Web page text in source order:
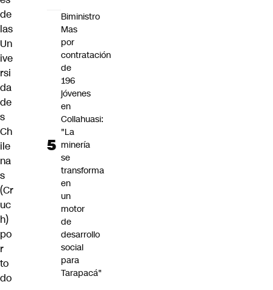
de
las
Un
ive
rsi
da
de
s
Ch
ile
na
s
(Cr
uc
h)
po
r
to
do
Biministro
Mas
por
contratación
de
196
jóvenes
en
Collahuasi:
"La
minería
se
transforma
en
un
motor
de
desarrollo
social
para
Tarapacá"